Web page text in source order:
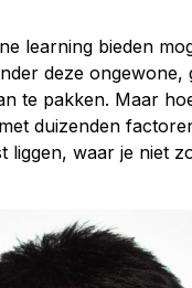
learning bieden
deze ongewone,
te pakken. Maar
duizenden
liggen, waar je niet